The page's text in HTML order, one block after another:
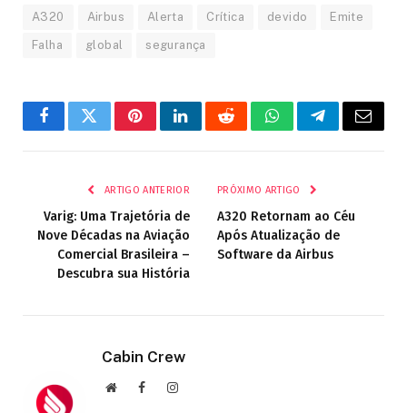
A320 Airbus Alerta Crítica devido Emite
Falha global segurança
FacebookTwitterPinterestLinkedInRedditWhatsAppTelegrama
E-
ARTIGO ANTERIOR
Varig: Uma Trajetória de
Nove Décadas na Aviação
Comercial Brasileira –
Descubra sua História
PRÓXIMO ARTIGO
A320 Retornam ao Céu
Após Atualização de
Software da Airbus
Cabin Crew
Site FacebookInstagram